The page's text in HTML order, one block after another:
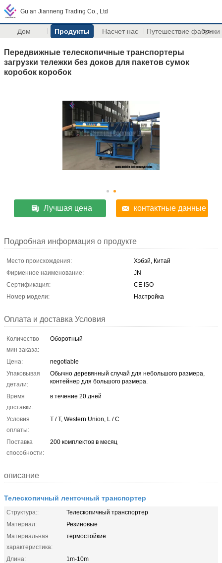
Gu an Jianneng Trading Co., Ltd
Дом Продукты Насчет нас Путешествие фабрики
>>
Передвижные телескопичные транспортеры
загрузки тележки без доков для пакетов сумок
коробок коробок
Лучшая цена контактные данные
Подробная информация о продукте
Место происхождения:
Хэбэй, Китай
Фирменное наименование:
JN
Сертификация:
CE ISO
Номер модели:
Настройка
Оплата и доставка Условия
Количество
мин заказа:
Оборотный
Цена:
negotiable
Упаковывая
детали:
Обычно деревянный случай для небольшого размера,
контейнер для большого размера.
Время
доставки:
в течение 20 дней
Условия
оплаты:
T / T, Western Union, L / C
Поставка
способности:
200 комплектов в месяц
описание
Телескопичный ленточный транспортер
Структура::
Телескопичный транспортер
Материал:
Резиновые
Материальная
характеристика:
термостойкие
Длина:
1m-10m